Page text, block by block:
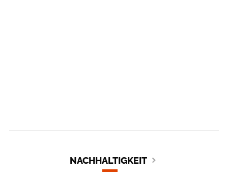
NACHHALTIGKEIT